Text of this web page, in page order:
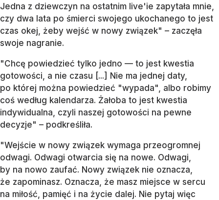
Jedna z dziewczyn na ostatnim live'ie zapytała mnie,
czy dwa lata po śmierci swojego ukochanego to jest
czas okej, żeby wejść w nowy związek" – zaczęła
swoje nagranie.
"Chcę powiedzieć tylko jedno — to jest kwestia
gotowości, a nie czasu [...] Nie ma jednej daty,
po której można powiedzieć "wypada", albo robimy
coś według kalendarza. Żałoba to jest kwestia
indywidualna, czyli naszej gotowości na pewne
decyzje" – podkreśliła.
"Wejście w nowy związek wymaga przeogromnej
odwagi. Odwagi otwarcia się na nowe. Odwagi,
by na nowo zaufać. Nowy związek nie oznacza,
że zapominasz. Oznacza, że masz miejsce w sercu
na miłość, pamięć i na życie dalej. Nie pytaj więc